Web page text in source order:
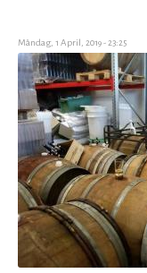
Brewclub.
Måndag, 1 April, 2019 - 23:25